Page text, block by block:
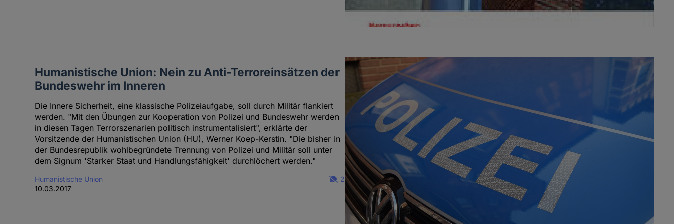
Humanistische Union: Nein zu Anti-Terroreinsätzen der
Bundeswehr im Inneren
Die Innere Sicherheit, eine klassische Polizeiaufgabe, soll durch Militär flankiert
werden. "Mit den Übungen zur Kooperation von Polizei und Bundeswehr werden
in diesen Tagen Terrorszenarien politisch instrumentalisiert", erklärte der
Vorsitzende der Humanistischen Union (HU), Werner Koep-Kerstin. "Die bisher in
der Bundesrepublik wohlbegründete Trennung von Polizei und Militär soll unter
dem Signum 'Starker Staat und Handlungsfähigkeit' durchlöchert werden."
Humanistische Union
10.03.2017
2